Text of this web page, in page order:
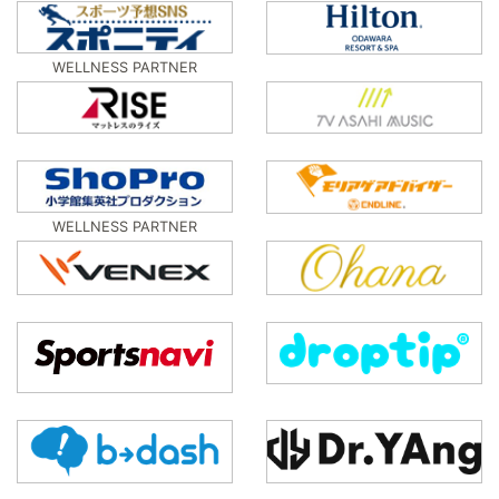
WELLNESS PARTNER
WELLNESS PARTNER